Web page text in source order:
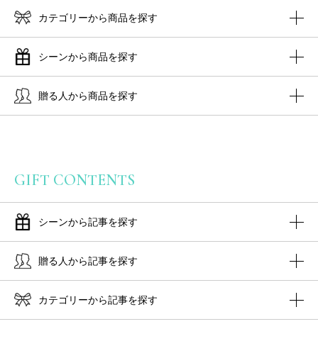
カテゴリーから商品を探す
シーンから商品を探す
贈る人から商品を探す
GIFT CONTENTS
シーンから記事を探す
贈る人から記事を探す
カテゴリーから記事を探す